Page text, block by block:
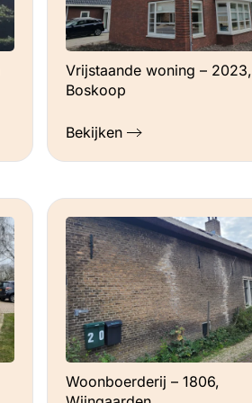
Vrijstaande woning – 2023,
Boskoop
Bekijken
Woonboerderij – 1806,